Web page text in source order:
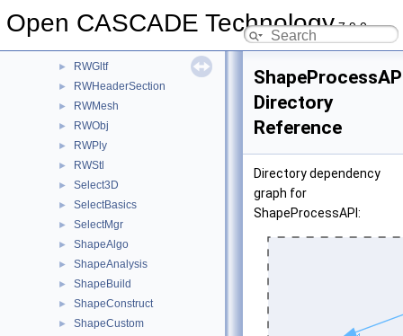
Open CASCADE Technology7.9.0
Quantity
► RWGltf
► RWHeaderSection
► RWMesh
► RWObj
► RWPly
► RWStl
► Select3D
► SelectBasics
► SelectMgr
► ShapeAlgo
► ShapeAnalysis
► ShapeBuild
► ShapeConstruct
► ShapeCustom
Directory
Reference
Directory dependency
graph for
ShapeProcessAPI: